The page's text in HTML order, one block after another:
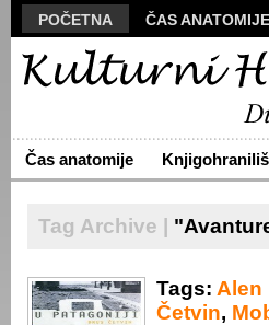
POČETNA ČAS ANATOMIJE
MANUSKRIPT
ARHIVA
O NAMA ŽIVA
Čas anatomije
Tag Archive |
Tags: Alen
Četvin,